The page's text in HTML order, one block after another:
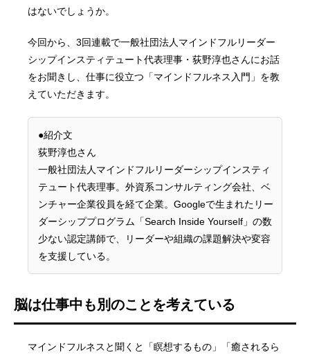
はないでしょうか。
今回から、3回連載で一般社団法人マインドフルリーダー
シップインスティテュート代表理事・荻野淳也さんにお話
をお聞きし、仕事に役立つ「マインドフルネス入門」を教
えていただきます。
●紹介文
荻野淳也さん
一般社団法人マインドフルリーダーシップインスティ
テュート代表理事。外資系コンサルティング会社、ベ
ンチャー企業役員を経て企業。Googleで生まれたリー
ダーシッププログラム「Search Inside Yourself」の数
少ない認定講師で、リーダーや組織の課題解決や変容
を支援している。
脳は仕事中も別のことを考えている
マインドフルネスと聞くと「瞑想するもの」「癒されるら